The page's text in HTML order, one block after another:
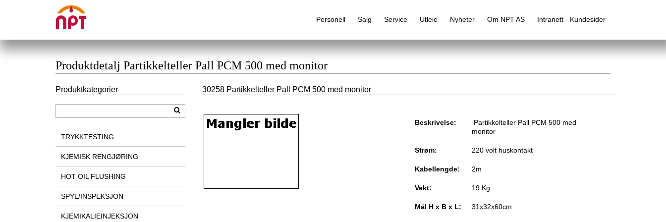
Personell Salg Service Utleie Nyheter Om NPT AS Intranett - Kundesider
Produktdetalj Partikkelteller Pall PCM 500 med monitor
30258 Partikkelteller Pall PCM 500 med monitor
Beskrivelse:
Partikkelteller Pall PCM 500 med
monitor
Strøm: 220 volt huskontakt
Kabellengde: 2m
Vekt: 19 Kg
Mål H x B x L: 31x32x60cm
Produktkategorier
TRYKKTESTING
KJEMISK RENGJØRING
HOT OIL FLUSHING
SPYL/INSPEKSJON
KJEMIKALIEINJEKSJON